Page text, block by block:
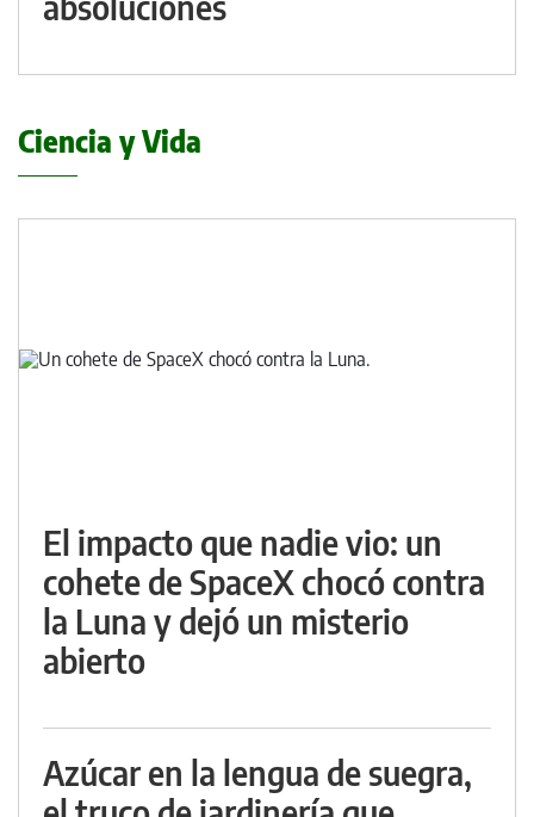
Ciencia y Vida
El impacto que nadie vio: un
cohete de SpaceX chocó contra
la Luna y dejó un misterio
abierto
Azúcar en la lengua de suegra,